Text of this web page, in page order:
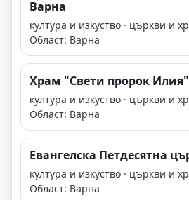
Варна
култура и изкуство · църкви и
Област: Варна
Храм "Свети пророк
култура и изкуство · църкви и
Област: Варна
Евангелска Петдесятна
култура и изкуство · църкви и
Област: Варна